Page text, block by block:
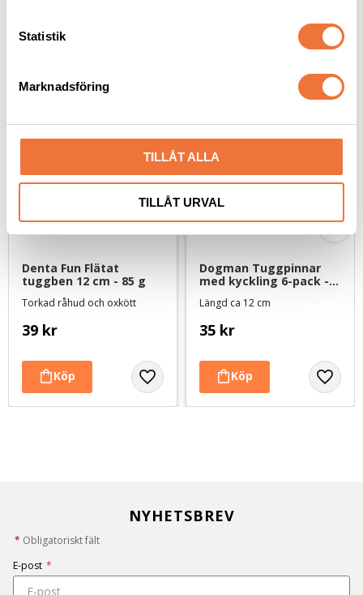
Statistik
Marknadsföring
TILLÅT ALLA
TILLÅT URVAL
Denta Fun Flätat
tuggben 12 cm - 85 g
Torkad råhud och oxkött
39 kr
Dogman Tuggpinnar
med kyckling 6-pack -
Längd ca 12 cm
35 kr
NYHETSBREV
* Obligatoriskt fält
E-post *